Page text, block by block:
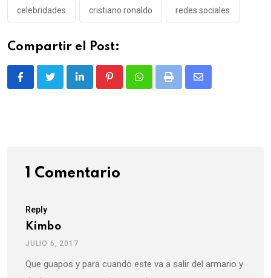
celebridades cristiano ronaldo redes sociales
Compartir el Post:
LinkedIn PinterestWhatsappPrint
Share
1 Comentario
Reply
Kimbo
JULIO 6, 2017
Que guapos y para cuando este va a salir del armario y